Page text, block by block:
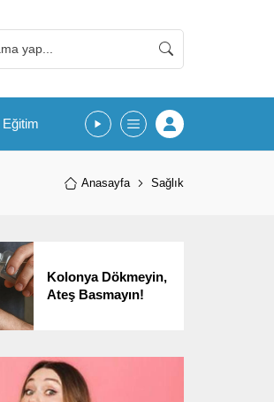
Eğitim
Anasayfa Sağlık
Kolonya Dökmeyin,
Ateş Basmayın!
Sonuçlanabilir